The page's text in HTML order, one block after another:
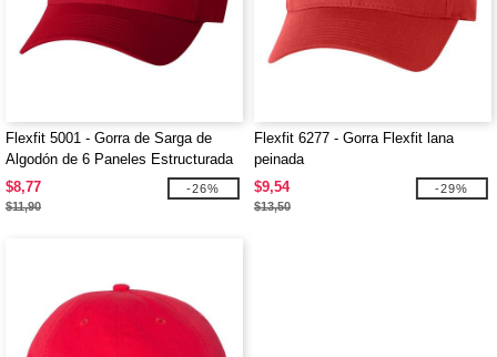
Flexfit 5001 - Gorra de Sarga de
Algodón de 6 Paneles Estructurada
de Perfil Medio
$8,77
$11,90
-26%
Flexfit 6277 - Gorra Flexfit lana
peinada
$9,54
$13,50
-29%